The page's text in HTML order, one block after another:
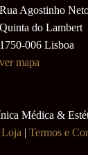
Rua Agostinho
Quinta do Lambert
1750-006 Lisboa
ver mapa
Médica &
| Termos e